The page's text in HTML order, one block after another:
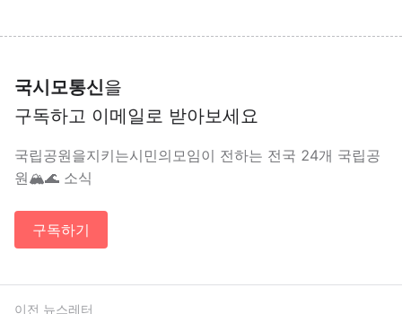
국시모통신을
구독하고 이메일로 받아보세요
국립공원을지키는시민의모임이 전하는 전국 24개 국립공
원🏔️🌊 소식
구독하기
이전 뉴스레터